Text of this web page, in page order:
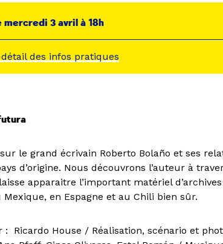
mercredi 3 avril à 18h
des infos pratiques
le grand écrivain Roberto Bolaño et ses
d’origine. Nous découvrons l’auteur à
apparaitre l’important matériel
Mexique, en Espagne et au Chili bien sûr.
: Ricardo House / Réalisation, scénario et